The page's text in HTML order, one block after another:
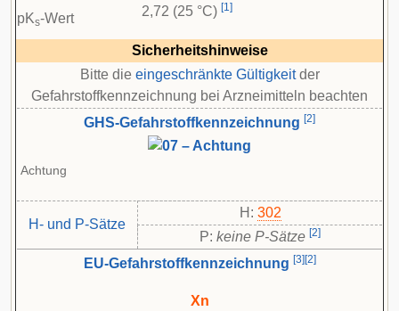
pKs-Wert 2,72 (25 °C) [1]
Sicherheitshinweise
Bitte die eingeschränkte Gültigkeitder
Gefahrstoffkennzeichnung bei Arzneimitteln beachten
GHS-Gefahrstoffkennzeichnung [2]
Achtung
H- und P-Sätze
H: 302
P: keine P-Sätze [2]
EU-Gefahrstoffkennzeichnung [3] [2]
Xn